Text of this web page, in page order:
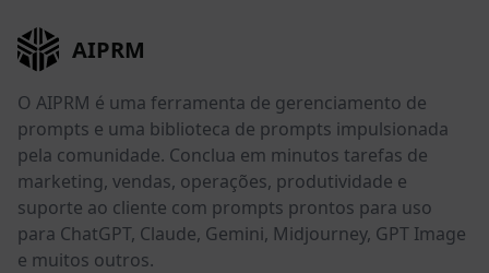
AIPRM
O AIPRM é uma ferramenta de gerenciamento de
prompts e uma biblioteca de prompts impulsionada
pela comunidade. Conclua em minutos tarefas de
marketing, vendas, operações, produtividade e
suporte ao cliente com prompts prontos para uso
para ChatGPT, Claude, Gemini, Midjourney, GPT Image
e muitos outros.